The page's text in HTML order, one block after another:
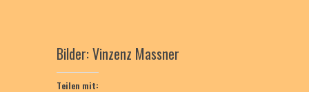
Bilder: Vinzenz Massner
Teilen mit: